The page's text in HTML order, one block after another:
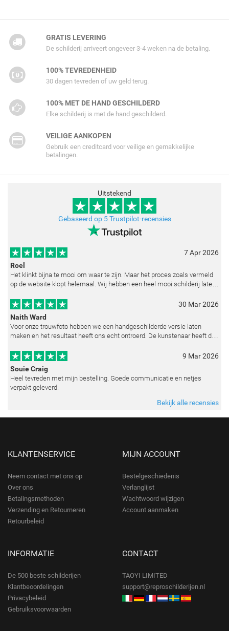
GRATIS LEVERING
De schilderij arriveert ongeveer 3-4 weken na de betaling.
100% TEVREDENHEID
30 dagen tevreden of uw geld terug.
100% MET DE HAND GESCHILDERD
Elke schilderij is met de hand geschilderd.
VEILIGE AANKOPEN
Gebruik een creditcard voor veilige en gemakkelijke
betalingen.
Uitstekend
Gebaseerd op 5 Trustpilot-recensies
7 Apr 2026
Roel
Het klinkt bijna te mooi om waar te zijn. Maar het proces zoals vermeld
op de website klopt helemaal. Wij hebben een heel mooi schilderij laten
30 Mar 2026
Naith Ward
Voor onze trouwfoto hebben we een handgeschilderde versie laten
maken en het resultaat heeft ons echt ontroerd. De kunstenaar heeft de
9 Mar 2026
Souie Craig
Heel tevreden met mijn bestelling. Goede communicatie en netjes
verpakt geleverd.
Bekijk alle recensies
KLANTENSERVICE
Neem contact met ons op
Over ons
Betalingsmethoden
Verzending en Retourneren
Retourbeleid
MIJN ACCOUNT
Bestelgeschiedenis
Verlanglijst
Wachtwoord wijzigen
Account aanmaken
INFORMATIE
De 500 beste schilderijen
Klantbeoordelingen
Privacybeleid
Gebruiksvoorwaarden
CONTACT
TAOYI LIMITED
support@reproschilderijen.nl